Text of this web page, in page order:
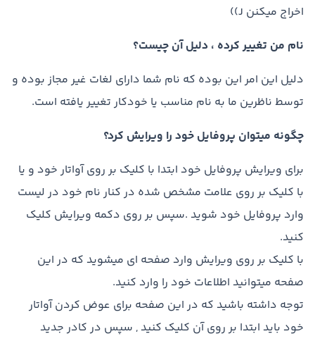
اخراج میکنن J))
نام من تغییر کرده ، دلیل آن چیست؟
دلیل این امر این بوده که نام شما دارای لغات غیر مجاز بوده و
توسط ناظرین ما به نام مناسب یا خودکار تغییر یافته است.
چگونه میتوان پروفایل خود را ویرایش کرد؟
برای ویرایش پروفایل خود ابتدا با کلیک بر روی آواتار خود و یا
با کلیک بر روی علامت مشخص شده در کنار نام خود در لیست
وارد پروفایل خود شوید .سپس بر روی دکمه ویرایش کلیک
کنید.
با کلیک بر روی ویرایش وارد صفحه ای میشوید که در این
صفحه میتوانید اطلاعات خود را وارد کنید.
توجه داشته باشید که در این صفحه برای عوض کردن آواتار
خود باید ابتدا بر روی آن کلیک کنید , سپس در کادر جدید